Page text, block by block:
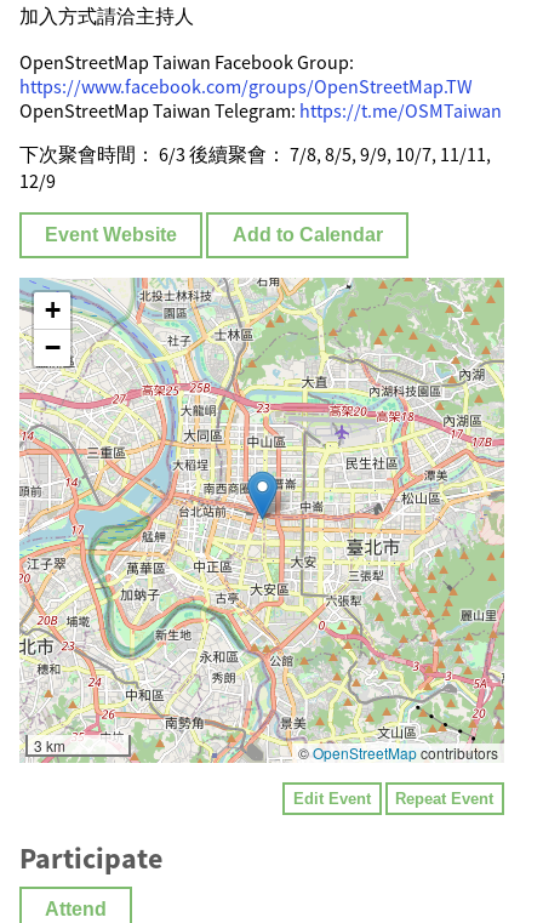
加入方式請洽主持人
OpenStreetMap Taiwan Facebook Group:
https://www.facebook.com/groups/OpenStreetMap.TW
OpenStreetMap Taiwan Telegram: https://t.me/OSMTaiwan
下次聚會時間： 6/3 後續聚會： 7/8, 8/5, 9/9, 10/7, 11/11,
12/9
Event Website Add to Calendar
+
−
3 km ©OpenStreetMapcontributors
Edit Event Repeat Event
Participate
Attend